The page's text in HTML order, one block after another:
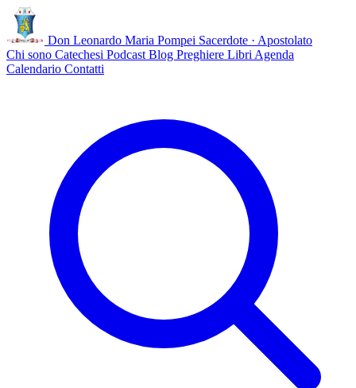
Don Leonardo Maria Pompei Sacerdote · Apostolato
Chi sono Catechesi Podcast Blog Preghiere Libri Agenda
Calendario Contatti